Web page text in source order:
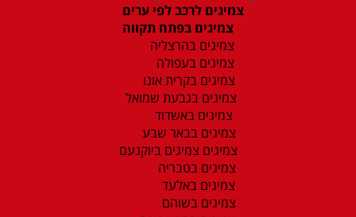
צמיגים לרכב לפי ערים
צמיגים בפתח תקווה
צמיגים בהרצליה
צמיגים בעפולה
צמיגים בקרית אונו
צמיגים בגבעת שמואל
צמיגים באשדוד
צמיגים בבאר שבע
צמיגים צמיגים ביוקנעם
צמיגים בטבריה
צמיגים באלעד
צמיגים בשוהם